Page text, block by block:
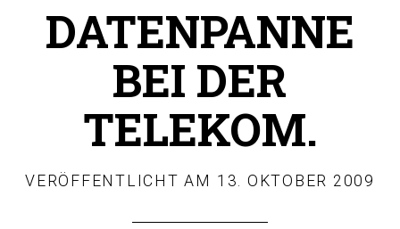
DATENPANNE
BEI DER
TELEKOM.
VERÖFFENTLICHT AM 13. OKTOBER 2009